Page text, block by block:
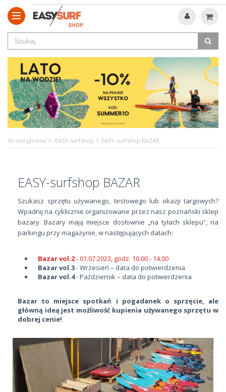
Strona główna EASY-surfshop EASY-surfshop BAZAR
EASY-surfshop BAZAR
Szukasz sprzętu używanego, testowego lub okazji targowych?
Wpadnij na cyklicznie organizowane przez nasz poznański sklep
bazary. Bazary mają miejsce dosłownie „na tyłach sklepu”, na
parkingu przy magazynie, w następujących datach:
Bazar vol.2- 01.07.2023, godz. 10.00 - 14.00
Bazar vol.3- Wrzesień – data do potwierdzenia
Bazar vol.4- Październik – data do potwierdzenia
Bazar to miejsce spotkań i pogadanek o sprzęcie, ale
główną ideą jest możliwość kupienia używanego sprzętu w
dobrej cenie!